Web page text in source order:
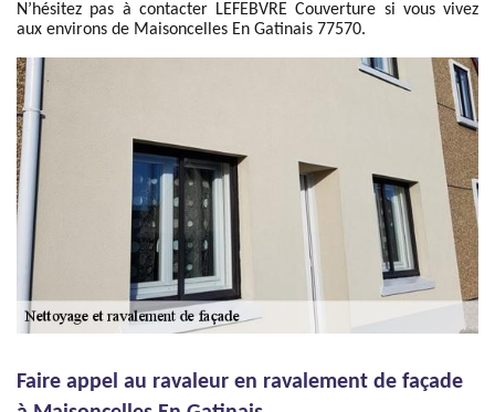
N’hésitez pas à contacter LEFEBVRE Couverture si vous vivez
aux environs de Maisoncelles En Gatinais 77570.
Faire appel au ravaleur en ravalement de façade